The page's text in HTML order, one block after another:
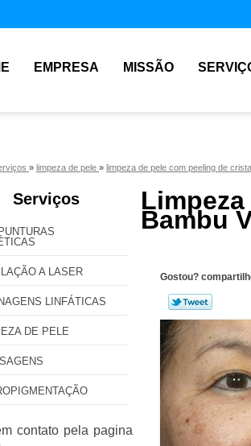
EMPRESA MISSÃO
» limpeza de pele » limpeza de pele com peeling de
Serviços
A LASER
LINFÁTICAS
DE PELE
Bambu
Gostou?